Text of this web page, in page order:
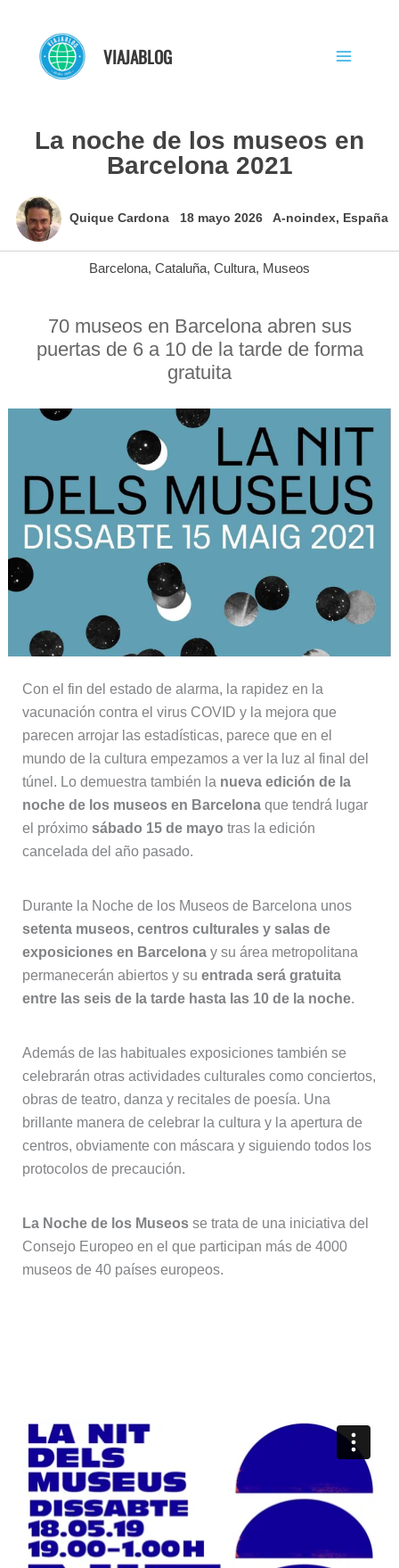
contenido
VIAJABLOG
La noche de los museos en
Barcelona 2021
Quique Cardona 18 mayo 2026 A-noindex, España
Barcelona, Cataluña, Cultura, Museos
70 museos en Barcelona abren sus
puertas de 6 a 10 de la tarde de forma
gratuita
Con el fin del estado de alarma, la rapidez en la
vacunación contra el virus COVID y la mejora que
parecen arrojar las estadísticas, parece que en el
mundo de la cultura empezamos a ver la luz al final del
túnel. Lo demuestra también la nueva edición de la
noche de los museos en Barcelonaque tendrá lugar
el próximo sábado 15 de mayo tras la edición
cancelada del año pasado.
Durante la Noche de los Museos de Barcelona unos
setenta museos, centros culturales y salas de
exposiciones en Barcelonay su área metropolitana
permanecerán abiertos y su entrada será gratuita
entre las seis de la tarde hasta las 10 de la noche.
Además de las habituales exposiciones también se
celebrarán otras actividades culturales como conciertos,
obras de teatro, danza y recitales de poesía. Una
brillante manera de celebrar la cultura y la apertura de
centros, obviamente con máscara y siguiendo todos los
protocolos de precaución.
La Noche de los Museosse trata de una iniciativa del
Consejo Europeo en el que participan más de 4000
museos de 40 países europeos.